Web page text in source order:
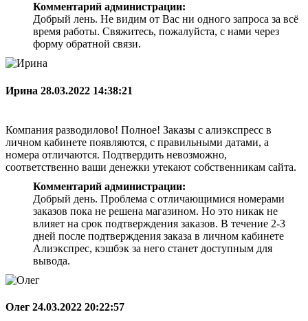
Комментарий администрации:
Добрый лень. Не видим от Вас ни одного запроса за всё
время работы. Свяжитесь, пожалуйста, с нами через
форму обратной связи.
Ирина 28.03.2022 14:38:21
Компания разводилово! Полное! Заказы с алиэкспресс в
личном кабинете появляются, с правильными датами, а
номера отличаются. Подтвердить невозможно,
соответственно ваши денежки утекают собственникам сайта.
Комментарий администрации:
Добрый день. Проблема с отличающимися номерами
заказов пока не решена магазином. Но это никак не
влияет на срок подтверждения заказов. В течение 2-3
дней после подтверждения заказа в личном кабинете
Алиэкспрес, кэшбэк за него станет доступным для
вывода.
Олег 24.03.2022 20:22:57